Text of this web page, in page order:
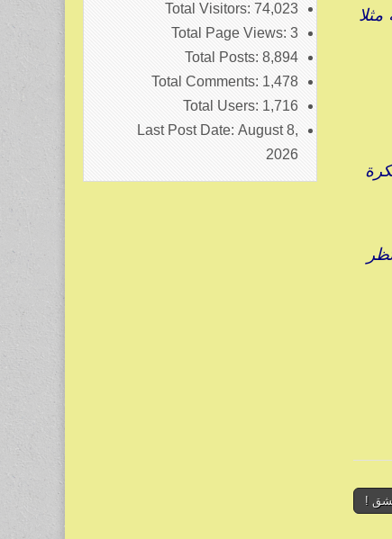
!
Total Visitors: 74,023
Total Page Views: 3
Total Posts: 8,894
Total Comments: 1,478
Total Users: 1,716
Last Post Date: August 8,
2026